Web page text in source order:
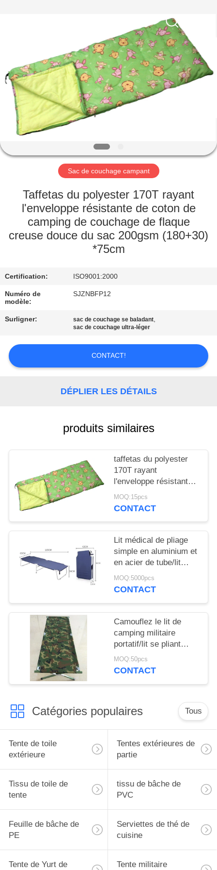
PRODUITS
AU
SUJET
DE
NOUS
VISITE
D'USINE
CONTRÔLE
CONTACTEZ-
NOUS
PLAN
DU
Sac de couchage campant
Taffetas du polyester 170T rayant
l'enveloppe résistante de coton de
camping de couchage de flaque
creuse douce du sac 200gsm (180+30)
*75cm
Certification: ISO9001:2000
Numéro de
modèle:
SJZNBFP12
Surligner: sac de couchage se baladant,
sac de couchage ultra-léger
CONTACT!
DÉPLIER LES DÉTAILS
produits similaires
taffetas du polyester
170T rayant
l'enveloppe résistante
de coton de camping
de couchage de flaque
*75cm
MOQ:15pcs
CONTACT
Lit médical de pliage
simple en aluminium et
en acier de tube/lit
camping militaire
MOQ:5000pcs
CONTACT
Camouflez le lit de
camping militaire
portatif/lit se pliant
d'armée adaptés aux
besoins du client
MOQ:50pcs
CONTACT
Catégories populaires Tous
Tente de toile
extérieure
Tentes extérieures de
partie
Tissu de toile de
tente
tissu de bâche de
PVC
Feuille de bâche de
PE
Serviettes de thé de
cuisine
Tente de Yurt de Tente militaire